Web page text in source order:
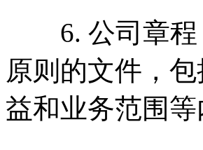
6. 公司章程
原则的文件，
益和业务范围等